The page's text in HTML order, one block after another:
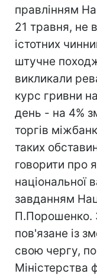
правлінням
21 травня, не
істотних
штучне
викликали
курс гривни
день - на 4%
торгів
таких
говорити про
національної
завданням
П.Порошенко.
пов'язане із
свою чергу,
Міністерства